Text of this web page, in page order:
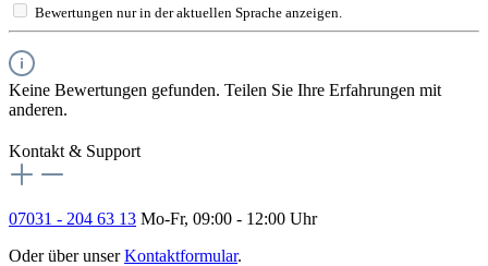
Bewertungen nur in der aktuellen Sprache anzeigen.
Keine Bewertungen gefunden. Teilen Sie Ihre Erfahrungen mit
anderen.
Kontakt & Support
07031 - 204 63 13 Mo-Fr, 09:00 - 12:00 Uhr
Oder über unserKontaktformular.